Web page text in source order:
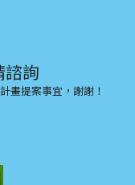
諮詢
畫提案事宜，謝謝！